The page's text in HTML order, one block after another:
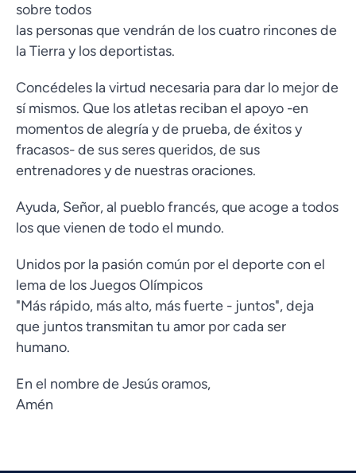
sobre todos
las personas que vendrán de los cuatro rincones de
la Tierra y los deportistas.
Concédeles la virtud necesaria para dar lo mejor de
sí mismos. Que los atletas reciban el apoyo -en
momentos de alegría y de prueba, de éxitos y
fracasos- de sus seres queridos, de sus
entrenadores y de nuestras oraciones.
Ayuda, Señor, al pueblo francés, que acoge a todos
los que vienen de todo el mundo.
Unidos por la pasión común por el deporte con el
lema de los Juegos Olímpicos
"Más rápido, más alto, más fuerte - juntos", deja
que juntos transmitan tu amor por cada ser
humano.
En el nombre de Jesús oramos,
Amén